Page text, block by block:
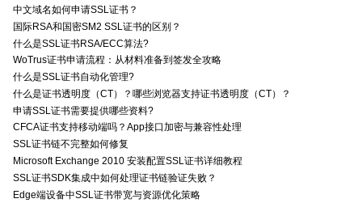
中文域名如何申请SSL证书？
国际RSA和国密SM2 SSL证书的区别？
什么是SSL证书RSA/ECC算法?
WoTrus证书申请流程：从材料准备到签发全攻略
什么是SSL证书自动化管理?
什么是证书透明度（CT）？哪些浏览器支持证书透明度（CT）？
申请SSL证书需要提供哪些资料?
CFCA证书支持移动端吗？App接口加密与兼容性处理
SSL证书链不完整如何修复
Microsoft Exchange 2010 安装配置SSL证书详细教程
SSL证书SDK集成中如何处理证书链验证失败？
Edge端设备中SSL证书带宽与资源优化策略